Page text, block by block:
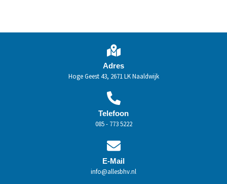
Adres
Hoge Geest 43, 2671 LK Naaldwijk
Telefoon
085 - 773 5222
E-Mail
info@allesbhv.nl